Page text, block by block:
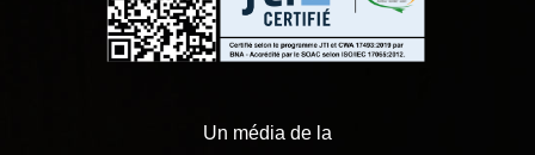
Un média de la